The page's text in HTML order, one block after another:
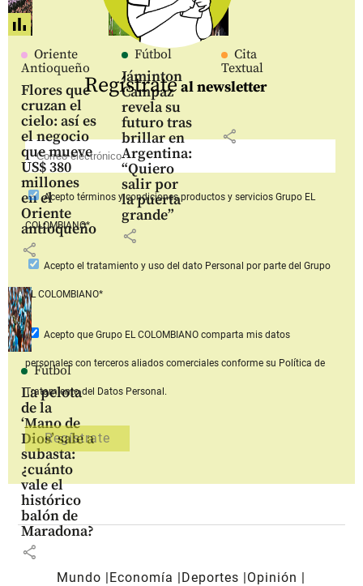
Oriente
Antioqueño
Flores que
cruzan el
cielo: así es
el negocio
que mueve
US$ 380
millones
en el
Oriente
antioqueño
share
Fútbol
Jáminton
Campaz
revela su
futuro tras
brillar en
Argentina:
“Quiero
salir por
la puerta
grande”
share
Cita
Textual
share
Fútbol
La pelota
de la
‘Mano de
Dios’ sale a
subasta:
¿cuánto
vale el
histórico
balón de
Maradona?
share
Regístrateal newsletter
Aceptotérminos y condiciones productos y serviciosGrupo EL
COLOMBIANO*
Acepto el tratamiento y uso del dato Personal por parte del Grupo
EL COLOMBIANO*
Acepto que Grupo EL COLOMBIANOcomparta mis datos
personales con terceros aliados comerciales conforme su Política de
Tratamiento del Datos Personal.
Mundo Economía Deportes
Opinión